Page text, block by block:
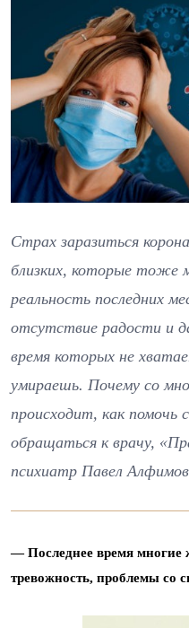
Страх заразиться
близких, которые тоже
реальность последних
отсутствие радости и
время которых не
умираешь. Почему со
происходит, как помочь
обращаться к врачу,
психиатр Павел
— Последнее время
тревожность, проблемы со